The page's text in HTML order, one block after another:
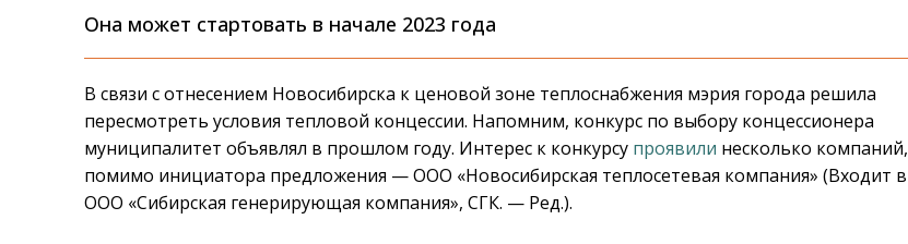
Она может стартовать в начале 2023 года
В связи с отнесением Новосибирска к ценовой зоне теплоснабжения мэрия города решила
пересмотреть условия тепловой концессии. Напомним, конкурс по выбору концессионера
муниципалитет объявлял в прошлом году. Интерес к конкурсу проявили несколько компаний,
помимо инициатора предложения — ООО «Новосибирская теплосетевая компания» (Входит в
ООО «Сибирская генерирующая компания», СГК. — Ред.).